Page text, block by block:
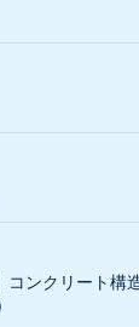
コンクリート構